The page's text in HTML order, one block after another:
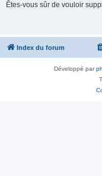
Êtes-vous sûr de vouloir
Index du forum
Développé par